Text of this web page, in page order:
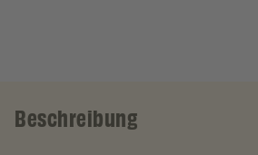
Beschreibung